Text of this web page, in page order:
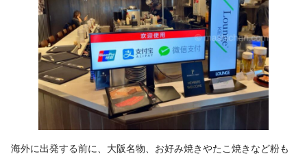
海外に出発する前に、大阪名物、お好み焼きやたこ焼きなど粉も